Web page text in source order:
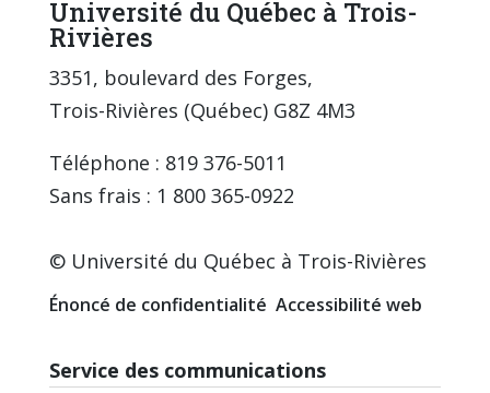
Université du Québec à Trois-
Rivières
3351, boulevard des Forges,
Trois-Rivières (Québec) G8Z 4M3
Téléphone : 819 376-5011
Sans frais : 1 800 365-0922
© Université du Québec à Trois-Rivières
Énoncé de confidentialité Accessibilité web
Service des communications